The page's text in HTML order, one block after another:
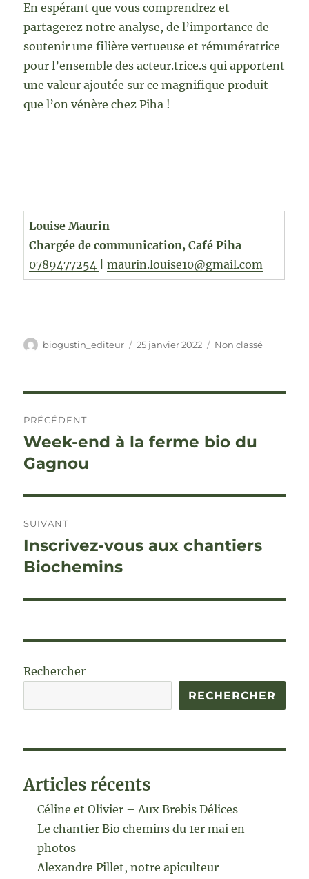
En espérant que vous comprendrez et
partagerez notre analyse, de l’importance de
soutenir une filière vertueuse et rémunératrice
pour l’ensemble des acteur.trice.s qui apportent
une valeur ajoutée sur ce magnifique produit
que l’on vénère chez Piha !
—
Louise Maurin
Chargée de communication,Café Piha
0789477254
|maurin.louise10@gmail.com
Auteur
biogustin_editeur
Publié
25 janvier 2022 Catégories
Non classé
de
l’article
PRÉCÉDENT
Publication
précédente :
Week-end à la ferme bio du
Gagnou
SUIVANT
Publication
suivante :
Inscrivez-vous aux chantiers
Biochemins
Rechercher
RECHERCHER
Articles récents
Céline et Olivier – Aux Brebis Délices
Le chantier Bio chemins du 1er mai en
photos
Alexandre Pillet, notre apiculteur